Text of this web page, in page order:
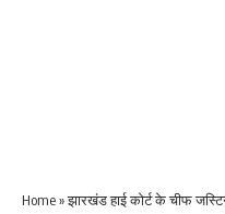
Home»झारखंड हाई कोर्ट के चीफ जस्टिस विद्युत